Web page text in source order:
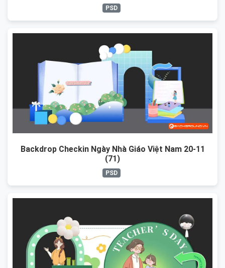
PSD
Backdrop Checkin Ngày Nhà Giáo Việt Nam 20-11
(71)
PSD